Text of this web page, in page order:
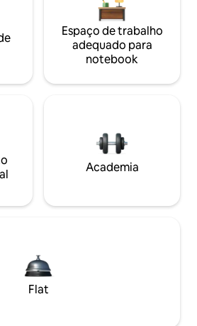
Espaço de trabalho
adequado para
notebook
Academia
Flat